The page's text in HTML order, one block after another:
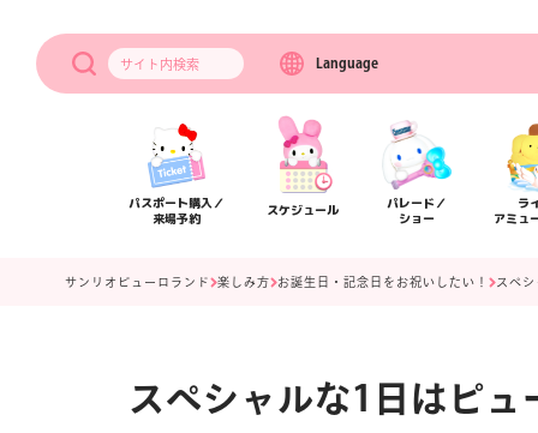
サイト内検索 Language
パスポート購入／
来場予約
スケジュール
パレード／
ショー
ラ
アミュ
サンリオピューロランド 楽しみ方 お誕生日・記念日をお祝いしたい！ スペ
スペシャルな1日はピュ